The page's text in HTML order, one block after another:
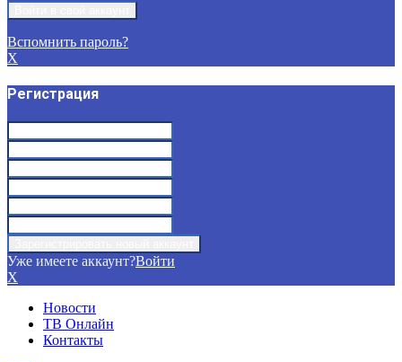
Вспомнить пароль?
X
Регистрация
Уже имеете аккаунт?Войти
X
Новости
ТВ Онлайн
Контакты